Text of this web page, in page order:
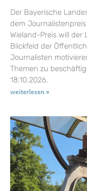
Der Bayerische
dem
Wieland-Preis will der
Blickfeld der
Journalisten
Themen zu
18.10.2026.
weiterlesen »